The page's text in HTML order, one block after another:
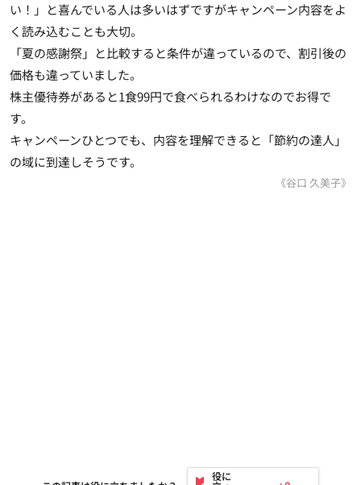
い！」と喜んでいる人は多いはずですがキャンペーン内容をよ
く読み込むことも大切。
「夏の感謝祭」と比較すると条件が違っているので、割引後の
価格も違っていました。
株主優待券があると1食99円で食べられるわけなのでお得で
す。
キャンペーンひとつでも、内容を理解できると「節約の達人」
の域に到達しそうです。
《谷口 久美子》